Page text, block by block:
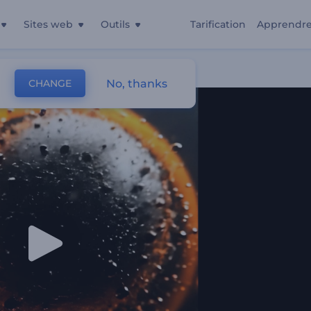
Sites web Outils Tarification
CHANGE No, thanks